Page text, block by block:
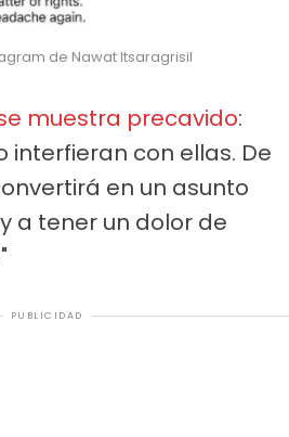
de Nawat Itsaragrisil
muestra precavido:
interfieran con ellas. De
en un asunto
a tener un dolor de
PUBLICIDAD